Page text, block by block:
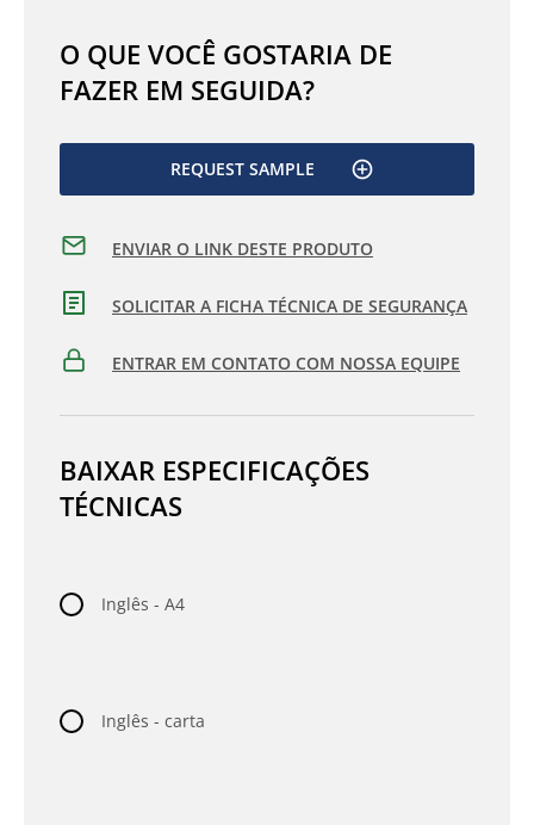
O QUE VOCÊ GOSTARIA DE
FAZER EM SEGUIDA?
REQUEST SAMPLE
ENVIAR O LINK DESTE PRODUTO
SOLICITAR A FICHA TÉCNICA DE SEGURANÇA
ENTRAR EM CONTATO COM NOSSA EQUIPE
BAIXAR ESPECIFICAÇÕES
TÉCNICAS
Inglês - A4
Inglês - carta